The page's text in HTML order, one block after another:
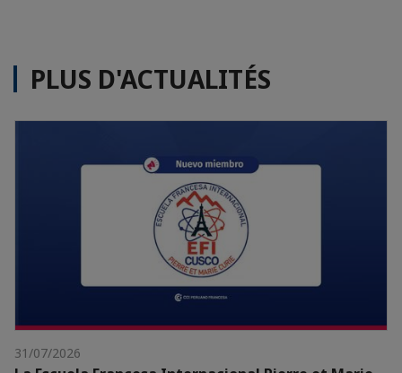
PLUS D'ACTUALITÉS
31/07/2026